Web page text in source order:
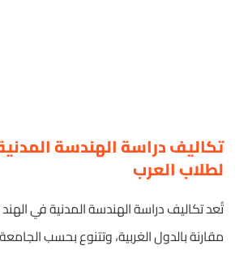
تكاليف دراسة الهندسة
لطلاب العرب
تُعد تكاليف دراسة الهندسة المدنية في
مقارنة بالدول الغربية، وتتنوع بحسب